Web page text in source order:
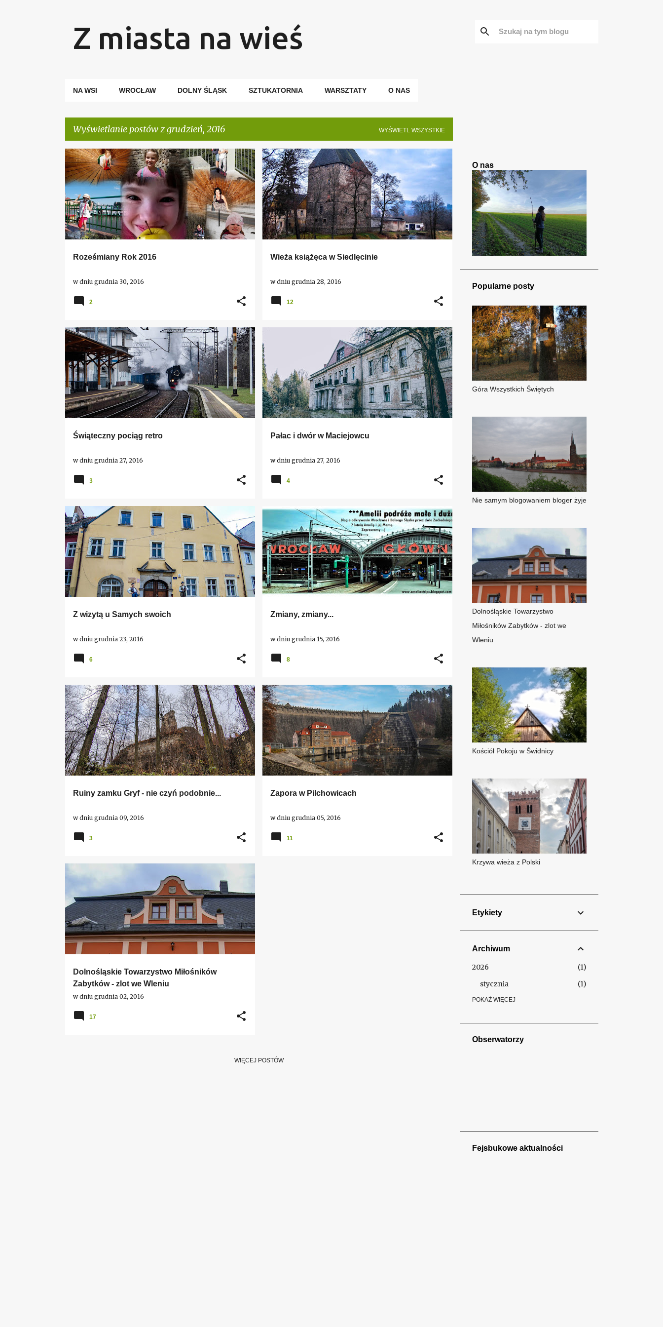
Z miasta na wieś
NA WSI WROCŁAW DOLNY ŚLĄSK SZTUKATORNIA WARSZTATY O NAS
Wyświetlanie postów z grudzień, 2016 WYŚWIETL WSZYSTKIE
P
o
s
t
y
Roześmiany Rok 2016
w dniu grudnia 30, 2016
STATYSTYCZNIE Z ŻYCIA BLOGERA
2
Wieża książęca w Siedlęcinie
w dniu grudnia 28, 2016
DOLINA PAŁACÓW I OGRODÓW DOLNY ŚLĄSK +2
12
Świąteczny pociąg retro
w dniu grudnia 27, 2016
DLA DZIECI DWORCE FOTO - RELACJE +
WYDARZENIA I ROZRYWKA
3
Pałac i dwór w Maciejowcu
w dniu grudnia 27, 2016
MACIEJOWIEC ZAMKI I PAŁACE
4
Z wizytą u Samych swoich
w dniu grudnia 23, 2016
DOLNY ŚLĄSK LUBOMIERZ MUZEA
6
Zmiany, zmiany...
w dniu grudnia 15, 2016
Z ŻYCIA BLOGERA
8
Ruiny zamku Gryf - nie czyń podobnie...
w dniu grudnia 09, 2016
DOLNY ŚLĄSK PROSZÓWKA ZAMKI I PAŁACE
3
Zapora w Pilchowicach
w dniu grudnia 05, 2016
DOLNY ŚLĄSK PILCHOWICE ZAPORY
11
Dolnośląskie Towarzystwo Miłośników
Zabytków - zlot we Wleniu
w dniu grudnia 02, 2016
DOLNOŚLĄSKIE TOWARZYSTWO MIŁOŚNIKÓW ZABYTKÓW
DOLNY ŚLĄSK WLEŃ +
ZAMKI I PAŁACE
17
WIĘCEJ POSTÓW
O nas
Popularne posty
Góra Wszystkich Świętych
Nie samym blogowaniem bloger żyje
Dolnośląskie Towarzystwo
Miłośników Zabytków - zlot we
Wleniu
Kościół Pokoju w Świdnicy
Krzywa wieża z Polski
Etykiety
Archiwum
2026
1
stycznia
1
2025
września
października
1
września
POKAŻ WIĘCEJ
Obserwatorzy
Fejsbukowe aktualności